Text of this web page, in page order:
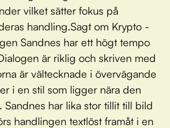
vilket sätter fokus på
handling.Sagt om Krypto -
Sandnes har ett högt tempo
är riklig och skriven med
är vältecknade i övervägande
i en stil som ligger nära den
Sandnes har lika stor tillit till bild
handlingen textlöst framåt i en